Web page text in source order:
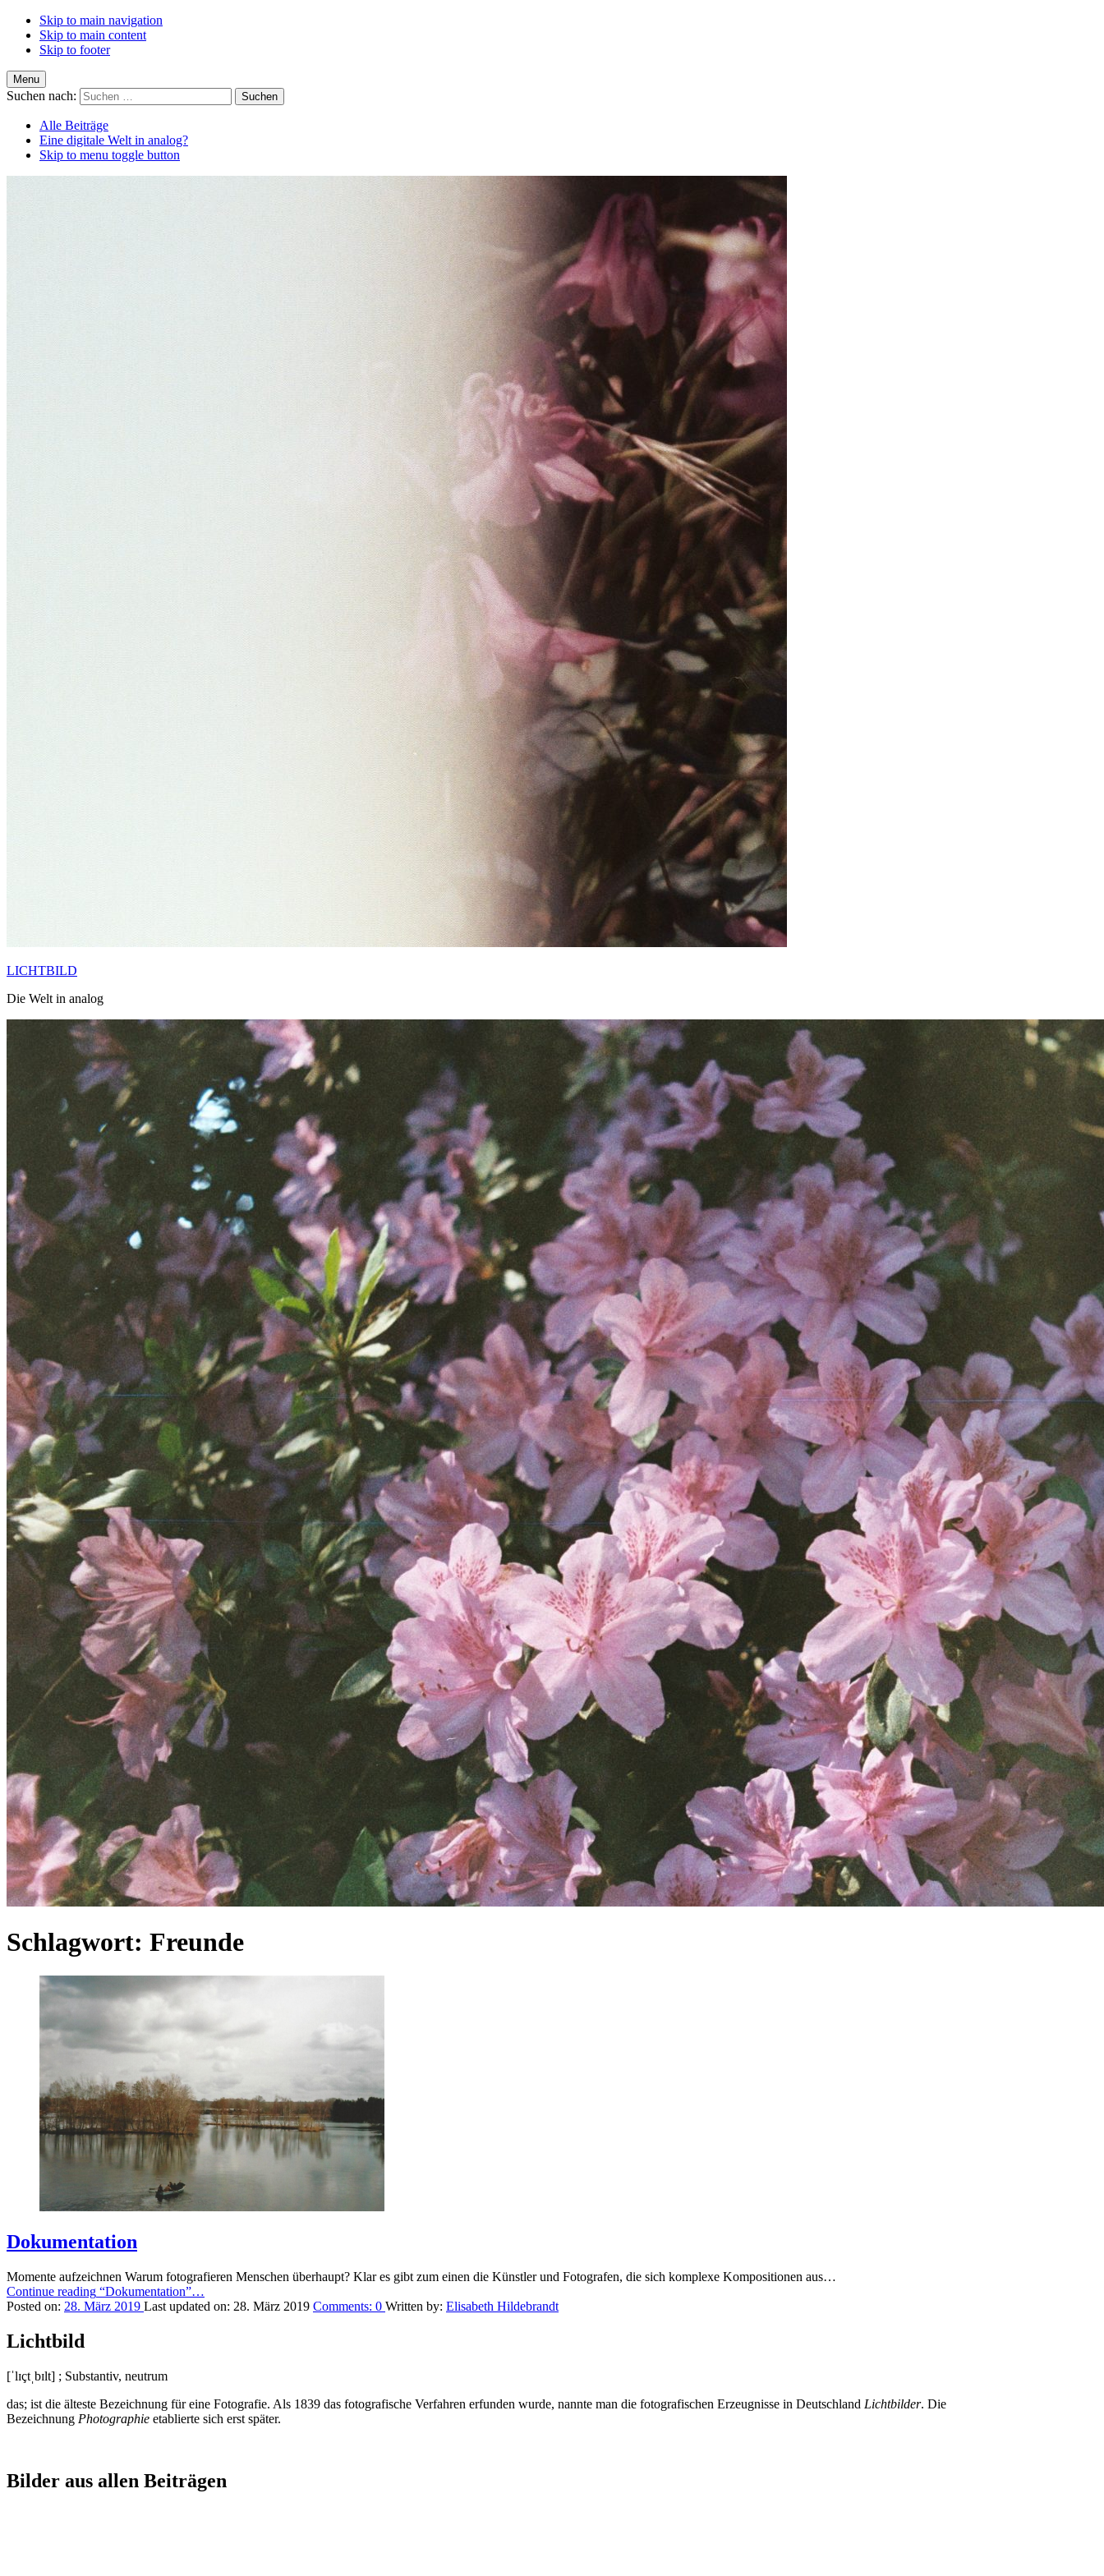
Skip to main navigation
Skip to main content
Skip to footer
Menu
Suchen nach:
Alle Beiträge
Eine digitale Welt in analog?
Skip to menu toggle button
LICHTBILD
Die Welt in analog
Schlagwort: Freunde
Dokumentation
Momente aufzeichnen Warum fotografieren Menschen überhaupt? Klar es gibt zum einen die Künstler und Fotografen, die sich komplexe Kompositionen aus…
Continue reading “Dokumentation”…
Posted on: 28. März 2019 Last updated on: 28. März 2019 Comments: 0 Written by: Elisabeth Hildebrandt
Lichtbild
[ˈlɪçtˌbɪlt] ; Substantiv, neutrum
das; ist die älteste Bezeichnung für eine Fotografie. Als 1839 das fotografische Verfahren erfunden wurde, nannte man die fotografischen Erzeugnisse in Deutschland Lichtbilder. Die
Bezeichnung Photographie etablierte sich erst später.
Bilder aus allen Beiträgen